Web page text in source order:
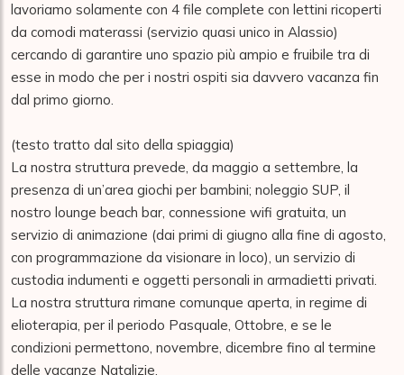
lavoriamo solamente con 4 file complete con lettini ricoperti
da comodi materassi (servizio quasi unico in Alassio)
cercando di garantire uno spazio più ampio e fruibile tra di
esse in modo che per i nostri ospiti sia davvero vacanza fin
dal primo giorno.
(testo tratto dal sito della spiaggia)
La nostra struttura prevede, da maggio a settembre, la
presenza di un’area giochi per bambini; noleggio SUP, il
nostro lounge beach bar, connessione wifi gratuita, un
servizio di animazione (dai primi di giugno alla fine di agosto,
con programmazione da visionare in loco), un servizio di
custodia indumenti e oggetti personali in armadietti privati.
La nostra struttura rimane comunque aperta, in regime di
elioterapia, per il periodo Pasquale, Ottobre, e se le
condizioni permettono, novembre, dicembre fino al termine
delle vacanze Natalizie.